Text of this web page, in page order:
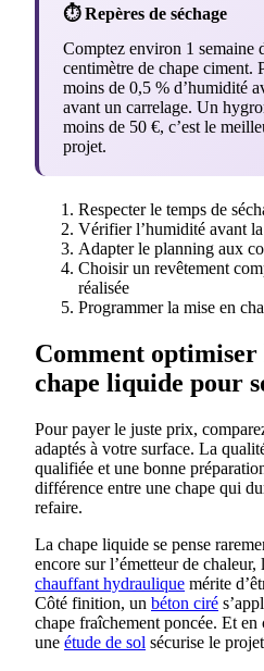
⏱️ Repères de séchage
Comptez environ 1 semaine
centimètre de chape ciment.
moins de 0,5 % d’humidité
avant un carrelage. Un
moins de 50 €, c’est le
projet.
Respecter le temps de
Vérifier l’humidité avant
Adapter le planning aux
Choisir un revêtement
réalisée
Programmer la mise en
Comment optimiser
chape liquide pour
Pour payer le juste prix,
adaptés à votre surface. La
qualifiée et une bonne
différence entre une chape qui
refaire.
La chape liquide se pense
encore sur l’émetteur de chaleur,
chauffant hydraulique mérite
Côté finition, un béton ciré
chape fraîchement poncée. Et en
une étude de sol sécurise le